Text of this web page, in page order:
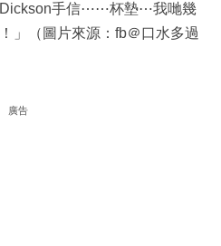
Dickson手信⋯⋯杯墊⋯我哋幾
」（圖片來源：fb＠口水多過
廣告